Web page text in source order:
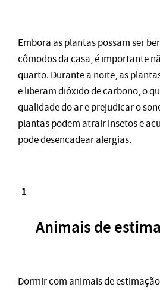
Embora as plantas possam ser
cômodos da casa, é importante
quarto. Durante a noite, as
e liberam dióxido de carbono, o
qualidade do ar e prejudicar o
plantas podem atrair insetos e
pode desencadear alergias.
Animais de
Dormir com animais de